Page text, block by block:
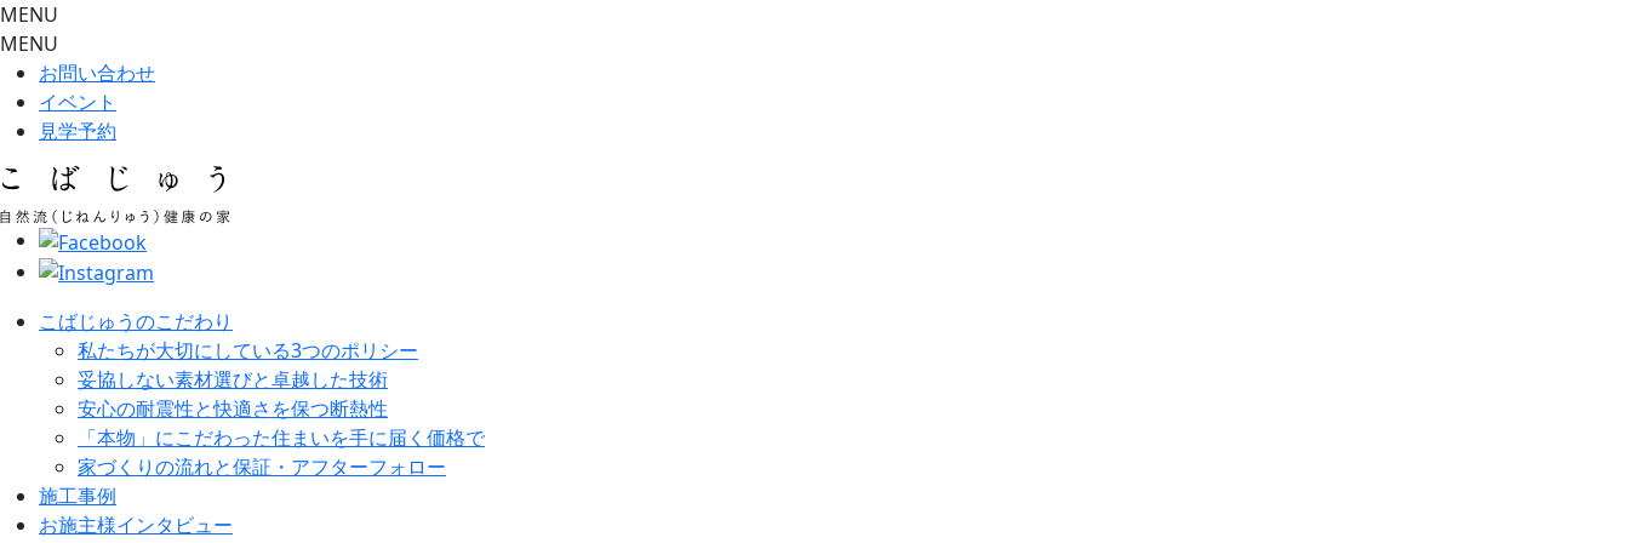
MENU
MENU
お問い合わせ
イベント
見学予約
こばじゅうのこだわり
私たちが大切にしている3つのポリシー
妥協しない素材選びと卓越した技術
安心の耐震性と快適さを保つ断熱性
「本物」にこだわった住まいを手に届く価格で
家づくりの流れと保証・アフターフォロー
施工事例
お施主様インタビュー